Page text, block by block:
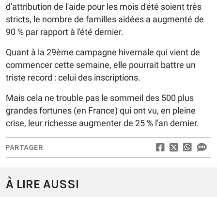
d'attribution de l'aide pour les mois d'été soient très
stricts, le nombre de familles aidées a augmenté de
90 % par rapport à l'été dernier.
Quant à la 29ème campagne hivernale qui vient de
commencer cette semaine, elle pourrait battre un
triste record : celui des inscriptions.
Mais cela ne trouble pas le sommeil des 500 plus
grandes fortunes (en France) qui ont vu, en pleine
crise, leur richesse augmenter de 25 % l'an dernier.
PARTAGER
À LIRE AUSSI